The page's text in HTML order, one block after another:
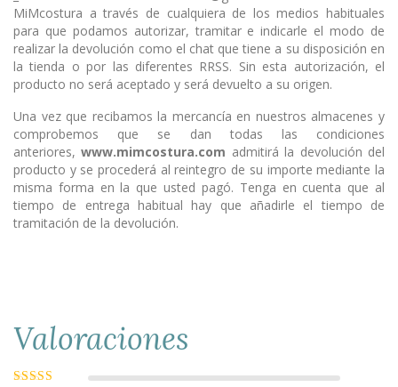
MiMcostura a través de cualquiera de los medios habituales
para que podamos autorizar, tramitar e indicarle el modo de
realizar la devolución como el chat que tiene a su disposición en
la tienda o por las diferentes RRSS. Sin esta autorización, el
producto no será aceptado y será devuelto a su origen.
Una vez que recibamos la mercancía en nuestros almacenes y
comprobemos que se dan todas las condiciones
anteriores,www.mimcostura.com admitirá la devolución del
producto y se procederá al reintegro de su importe mediante la
misma forma en la que usted pagó. Tenga en cuenta que al
tiempo de entrega habitual hay que añadirle el tiempo de
tramitación de la devolución.
Valoraciones